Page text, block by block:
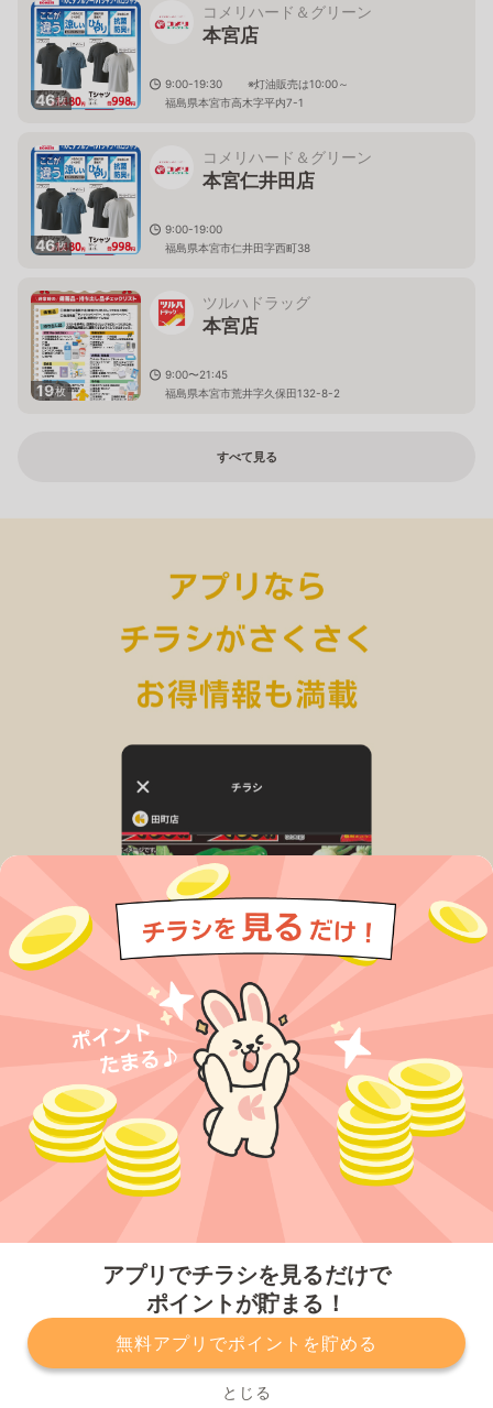
アプリでチラシを見るだけで
ポイントが貯まる！
無料アプリでポイントを貯める
とじる
46枚
コメリハード＆グリーン
本宮店
9:00-19:30 ※灯油販売は10:00～
福島県本宮市高木字平内7-1
46枚
コメリハード＆グリーン
本宮仁井田店
9:00-19:00
福島県本宮市仁井田字西町38
19枚
ツルハドラッグ
本宮店
9:00〜21:45
福島県本宮市荒井字久保田132-8-2
すべて見る
プライバシーポリシー 利用規約
運営会社
サービスに関してのお問い合わせ